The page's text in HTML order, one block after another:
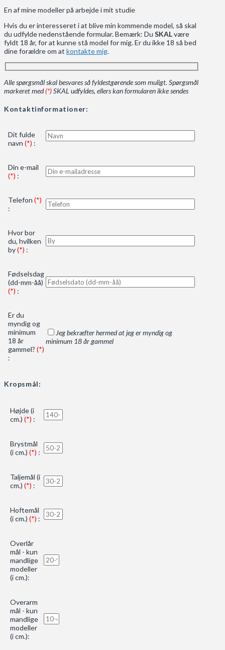
En af mine modeller på arbejde i mit studie
Hvis du er interesseret i at blive min kommende model, så skal
du udfylde nedenstående formular. Bemærk: Du SKALvære
fyldt 18 år, for at kunne stå model for mig. Er du ikke 18 så bed
dine forældre om at kontakte mig.
Alle spørgsmål skal besvares så fyldestgørende som muligt. Spørgsmål
markeret med(*)SKAL udfyldes, ellers kan formularen ikke sendes
Kontaktinformationer:
Dit fulde
navn(*) :
Din e-mail
(*) :
Telefon(*)
:
Hvor bor
du, hvilken
by(*) :
Fødselsdag
(dd-mm-åå)
(*) :
Er du
myndig og
minimum
18 år
gammel?(*)
:
Jeg bekræfter hermed at jeg er myndig og
minimum 18 år gammel
Kropsmål:
Højde (i
cm.)(*) :
Brystmål
(i cm.)(*) :
Taljemål (i
cm.)(*) :
Hoftemål
(i cm.)(*) :
Overlår
mål - kun
mandlige
modeller
(i cm.):
Overarm
mål - kun
mandlige
modeller
(i cm.):